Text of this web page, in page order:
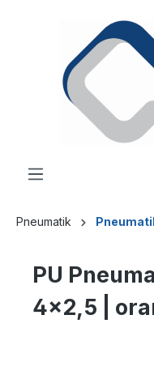
Pneumatik
PU
4x2,5 |